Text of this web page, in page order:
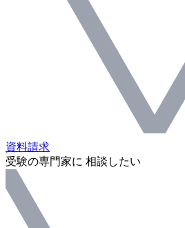
資料請求
受験の専門家に 相談したい